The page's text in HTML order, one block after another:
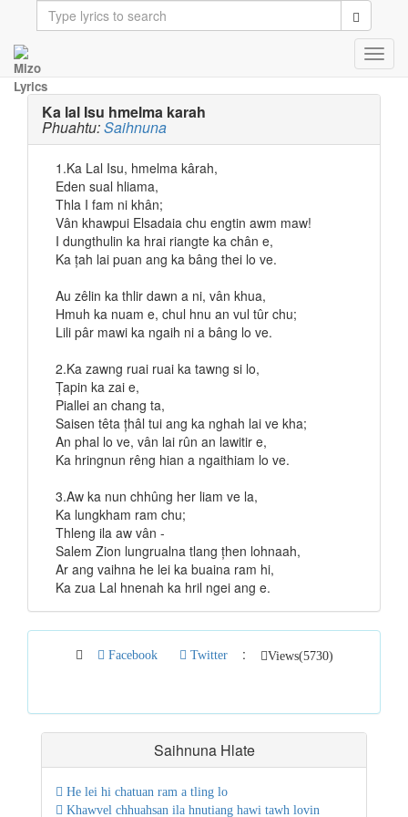
Ka lal Isu hmelma karah
Phuahtu:Saihnuna
1.Ka Lal Isu, hmelma kârah,
Eden sual hliama,
Thla I fam ni khân;
Vân khawpui Elsadaia chu engtin awm maw!
I dungthulin ka hrai riangte ka chân e,
Ka țah lai puan ang ka bâng thei lo ve.
Au zêlin ka thlir dawn a ni, vân khua,
Hmuh ka nuam e, chul hnu an vul tûr chu;
Lili pâr mawi ka ngaih ni a bâng lo ve.
2.Ka zawng ruai ruai ka tawng si lo,
Țapin ka zai e,
Piallei an chang ta,
Saisen têta țhâl tui ang ka nghah lai ve kha;
An phal lo ve, vân lai rûn an lawitir e,
Ka hringnun rêng hian a ngaithiam lo ve.
3.Aw ka nun chhûng her liam ve la,
Ka lungkham ram chu;
Thleng ila aw vân -
Salem Zion lungrualna tlang țhen lohnaah,
Ar ang vaihna he lei ka buaina ram hi,
Ka zua Lal hnenah ka hril ngei ang e.
Facebook Twitter : Views(5730)
SaihnunaHlate
He lei hi chatuan ram a tling lo
Khawvel chhuahsan ila hnutiang hawi tawh lovin